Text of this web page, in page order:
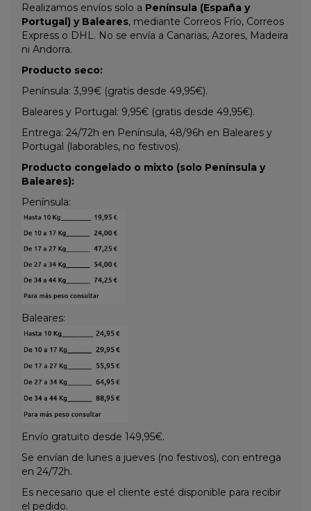
Realizamos envíos solo a Península (España y
Portugal) y Baleares, mediante Correos Frío, Correos
Express o DHL. No se envía a Canarias, Azores, Madeira
ni Andorra.
Producto seco:
Península: 3,99€ (gratis desde 49,95€).
Baleares y Portugal: 9,95€ (gratis desde 49,95€).
Entrega: 24/72h en Península, 48/96h en Baleares y
Portugal (laborables, no festivos).
Producto congelado o mixto (solo Península y
Baleares):
Península:
Baleares:
Envío gratuito desde 149,95€.
Se envían de lunes a jueves (no festivos), con entrega
en 24/72h.
Es necesario que el cliente esté disponible para recibir
el pedido.